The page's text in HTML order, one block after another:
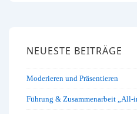
business
NEUESTE BEITRÄGE
Moderieren und Präsentieren
Führung & Zusammenarbeit „All-